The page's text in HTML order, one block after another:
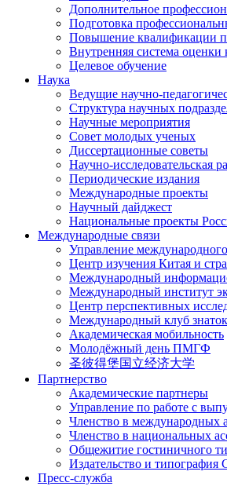
Дополнительное
Подготовка
Повышение квалификации
Внутренняя система оценки
Целевое обучение
Наука
Ведущие научно-
Структура научных
Научные мероприятия
Совет молодых ученых
Диссертационные советы
Научно-исследовательская
Периодические издания
Международные проекты
Научный дайджест
Национальные проекты
Международные связи
Управление
Центр изучения Китая и
Международный
Международный институт
Центр перспективных
Международный клуб
Академическая мобильность
Молодёжный день ПМГФ
圣彼得堡国立经济大学
Партнерство
Академические партнеры
Управление по работе с
Членство в международных
Членство в национальных
Общежитие гостиничного
Издательство и
Пресс-служба